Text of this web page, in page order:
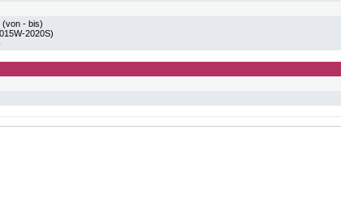
(von - bis)
2020S)